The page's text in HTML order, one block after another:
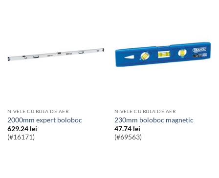
NIVELE CU BULA DE AER
2000mm expert boloboc
629.24 lei
(#16171)
NIVELE CU BULA DE AER
230mm boloboc magnetic
47.74 lei
(#69563)